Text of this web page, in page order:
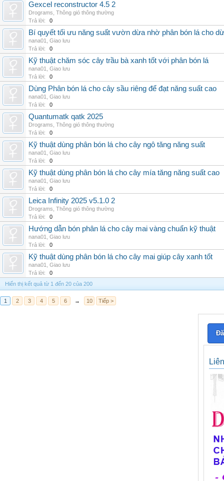
Gexcel reconstructor 4.5 2
Drograms Thông gió thông thường
Trả lời:
0
Bí quyết tối ưu năng suất vườn dừa nhờ phân bón lá cho
nana01
Giao lưu
Trả lời:
0
Kỹ thuật chăm sóc cây trầu bà xanh tốt với phân bón lá
nana01
Giao lưu
Trả lời:
0
Dùng Phân bón lá cho cây sầu riêng để đạt năng suất cao
nana01
Giao lưu
Trả lời:
0
Quantumatk qatk 2025
Drograms Thông gió thông thường
Trả lời:
0
Kỹ thuật dùng phân bón lá cho cây ngô tăng năng suất
nana01
Giao lưu
Trả lời:
0
Kỹ thuật dùng phân bón lá cho cây mía tăng năng suất cao
nana01
Giao lưu
Trả lời:
0
Leica Infinity 2025 v5.1.0 2
Drograms Thông gió thông thường
Trả lời:
0
Hướng dẫn bón phân lá cho cây mai vàng chuẩn kỹ thuật
nana01
Giao lưu
Trả lời:
0
Kỹ thuật dùng phân bón lá cho cây mai giúp cây xanh tốt
nana01
Giao lưu
Trả lời:
0
Hiển thị kết quả từ 1 đến 20 của 200
1 2 3 4 5 6 → 10 Tiếp >